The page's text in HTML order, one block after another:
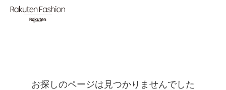
お探しのページは見つかりませんでした